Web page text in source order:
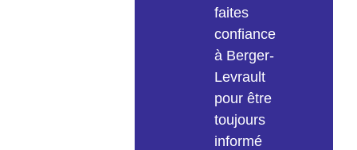
faites
confiance
à Berger-
Levrault
pour être
toujours
informé